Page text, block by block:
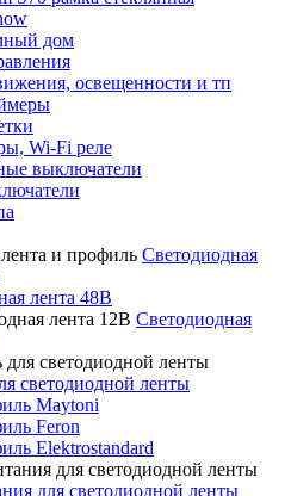
дом
освещенности и тп
Wi-Fi реле
выключатели
Светодиодная
лента 48В
Светодиодная
светодиодной ленты
Maytoni
Feron
Elektrostandard
для светодиодной ленты